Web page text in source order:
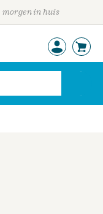
morgen in huis